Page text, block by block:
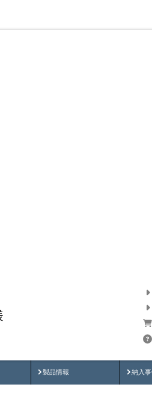
製品情報
製品動画 納入
納